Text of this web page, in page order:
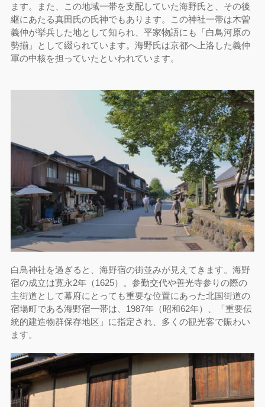
ます。また、この地域一帯を支配していた海野氏と、その後
継にあたる真田氏の氏神でもあります。この神社一帯は木曽
義仲が挙兵した地として知られ、平家物語にも「白鳥河原の
勢揃」として綴られています。海野氏は京都へ上洛した義仲
軍の中核を担っていたといわれています。
白鳥神社を過ぎると、海野宿の街並みが見えてきます。海野
宿の成立は寛永2年（1625）。参勤交代や善光寺参りの際の
主街道として幕府にとっても重要な位置にあった北国街道の
宿場町である海野宿一帯は、1987年（昭和62年）、「重要伝
統的建造物群保存地区」に指定され、多くの観光客で賑わい
ます。